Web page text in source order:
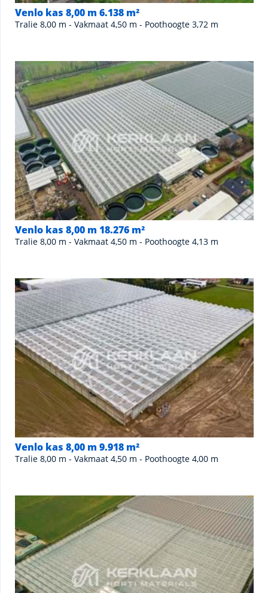
Venlo kas 8,00 m 6.138 m²
Tralie 8,00 m - Vakmaat 4,50 m - Poothoogte 3,72 m
Venlo kas 8,00 m 18.276 m²
Tralie 8,00 m - Vakmaat 4,50 m - Poothoogte 4,13 m
Venlo kas 8,00 m 9.918 m²
Tralie 8,00 m - Vakmaat 4,50 m - Poothoogte 4,00 m